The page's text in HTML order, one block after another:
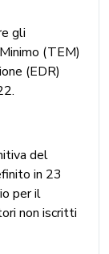
gli
(TEM)
(EDR)
del
in 23
per il
non iscritti